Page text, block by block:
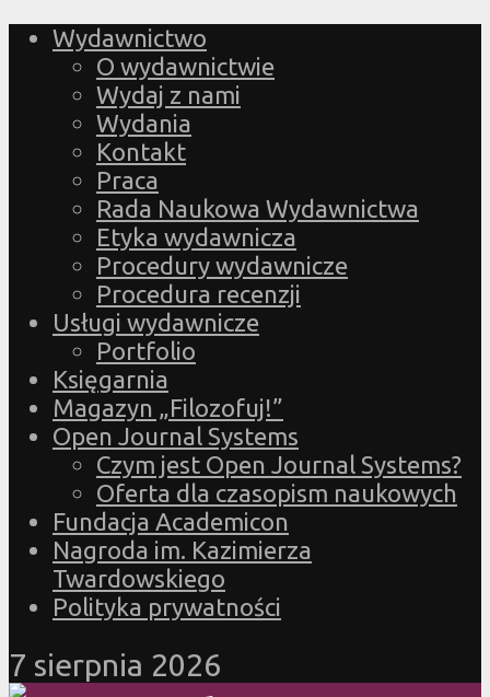
Wydawnictwo
O wydawnictwie
Wydaj z nami
Wydania
Kontakt
Praca
Rada Naukowa Wydawnictwa
Etyka wydawnicza
Procedury wydawnicze
Procedura recenzji
Usługi wydawnicze
Portfolio
Księgarnia
Magazyn „Filozofuj!”
Open Journal Systems
Czym jest Open Journal Systems?
Oferta dla czasopism naukowych
Fundacja Academicon
Nagroda im. Kazimierza
Twardowskiego
Polityka prywatności
7 sierpnia 2026